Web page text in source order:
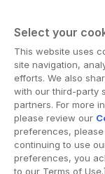
Intralinks
secure online
enterprise
and geographical
provides tools
collaborative
solutions.
Select your
This website uses
site navigation,
efforts. We also
with our third-party
partners. For more
please review our
preferences, please
continuing to use
preferences, you
to our Terms of Use.]